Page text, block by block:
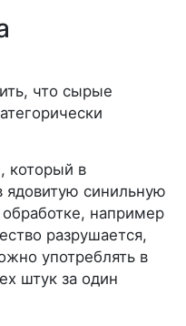
что сырые
который в
ядовитую синильную
например
разрушается,
употреблять в
штук за один